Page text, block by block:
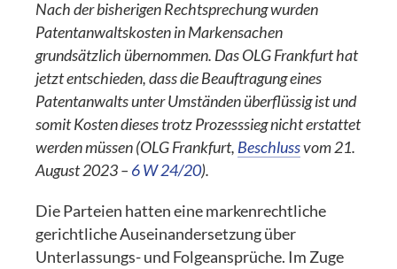
Nach der bisherigen Rechtsprechung wurden
Patentanwaltskosten in Markensachen
grundsätzlich übernommen. Das OLG Frankfurt hat
jetzt entschieden, dass die Beauftragung eines
Patentanwalts unter Umständen überflüssig ist und
somit Kosten dieses trotz Prozesssieg nicht erstattet
werden müssen (OLG Frankfurt, Beschlussvom 21.
August 2023 – 6 W 24/20).
Die Parteien hatten eine markenrechtliche
gerichtliche Auseinandersetzung über
Unterlassungs- und Folgeansprüche. Im Zuge